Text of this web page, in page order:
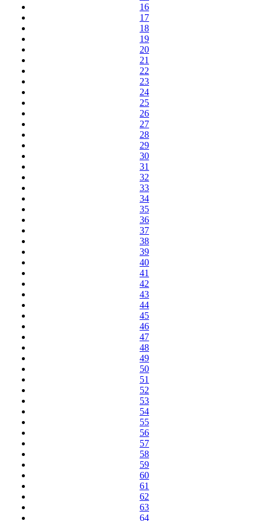
16
17
18
19
20
21
22
23
24
25
26
27
28
29
30
31
32
33
34
35
36
37
38
39
40
41
42
43
44
45
46
47
48
49
50
51
52
53
54
55
56
57
58
59
60
61
62
63
64